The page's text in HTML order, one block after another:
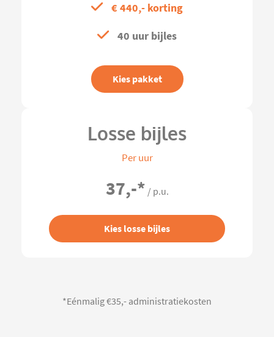
€ 440,- korting
40 uur bijles
Kies pakket
Losse bijles
Per uur
37,-* / p.u.
Kies losse bijles
*Eénmalig €35,- administratiekosten